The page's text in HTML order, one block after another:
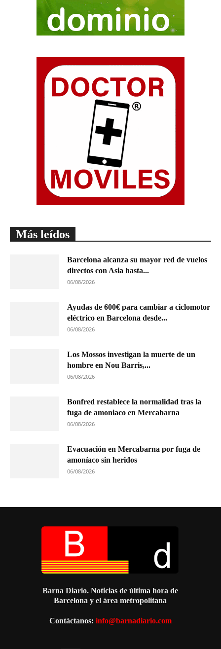
Más leídos
Barcelona alcanza su mayor red de vuelos
directos con Asia hasta...
06/08/2026
Ayudas de 600€ para cambiar a ciclomotor
eléctrico en Barcelona desde...
06/08/2026
Los Mossos investigan la muerte de un
hombre en Nou Barris,...
06/08/2026
Bonfred restablece la normalidad tras la
fuga de amoniaco en Mercabarna
06/08/2026
Evacuación en Mercabarna por fuga de
amoníaco sin heridos
06/08/2026
Barna Diario. Noticias de última hora de
Barcelona y el área metropolitana
Contáctanos: info@barnadiario.com